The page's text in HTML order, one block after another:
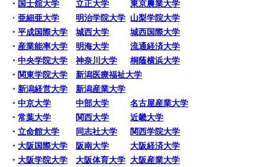
・ 国士舘大学 立正大学
東京農業大学
・ 亜細亜大学 明治学院大学 山梨学院大学
・平成国際大学 城西大学
城西国際大学
・ 産業能率大学 明海大学
流通経済大学
・中央学院大学 神奈川大学
桐蔭横浜大学
・ 関東学院大学
新潟医療福祉大学
・ 新潟経営大学
新潟産業大学
・中京大学 中部大学
名古屋産業大学
・常葉大学 関西大学
近畿大学
・立命館大学 同志社大学
関西学院大学
・大阪国際大学 阪南大学
大阪経済大学
・大阪学院大学 大阪体育大学 大阪産業大学